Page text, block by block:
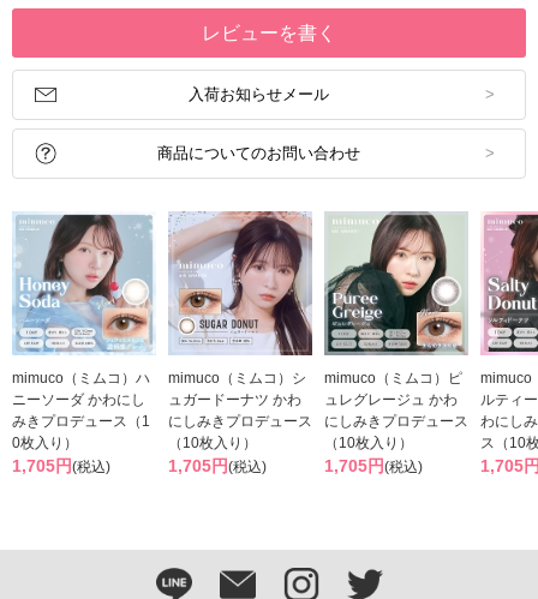
レビューを書く
入荷お知らせメール
商品についてのお問い合わせ
mimuco（ミムコ）ハ
ニーソーダ かわにし
みきプロデュース（1
0枚入り）
1,705円(税込)
mimuco（ミムコ）シ
ュガードーナツ かわ
にしみきプロデュース
（10枚入り）
1,705円(税込)
mimuco（ミムコ）ピ
ュレグレージュ かわ
にしみきプロデュース
（10枚入り）
1,705円(税込)
mimuco
ルティ
わにし
ス（10
1,705